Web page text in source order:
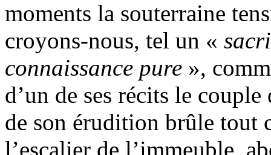
moments la souterraine
croyons-nous, tel un «
connaissance pure »,
d’un de ses récits le
de son érudition brûle tout
l’escalier de l’immeuble,